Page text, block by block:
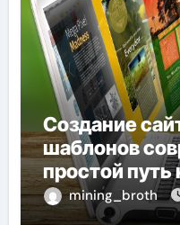
Создание
шаблонов
простой путь
веб-mining_broth